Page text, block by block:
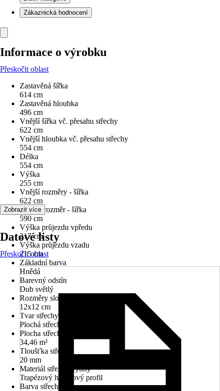
Zákaznická hodnocení
Informace o výrobku
Přeskočit oblast
Zastavěná šířka
614 cm
Zastavěná hloubka
496 cm
Vnější šířka vč. přesahu střechy
622 cm
Vnější hloubka vč. přesahu střechy
554 cm
Délka
554 cm
Výška
255 cm
Vnější rozměry - šířka
622 cm
Vnitřní rozměr - šířka
590 cm
Výška průjezdu vpředu
217 cm
Výška průjezdu vzadu
215 cm
Základní barva
Hnědá
Barevný odstín
Dub světlý
Rozměry sloupů/sloupků
12x12 cm
Tvar střechy
Plochá střecha
Plocha střechy
34,46 m²
Tloušťka střechy
20 mm
Materiál střešní krytiny
Trapézový hliníkový profil
Barva střechy
Zobrazit více
Datové listy
Přeskočit oblast